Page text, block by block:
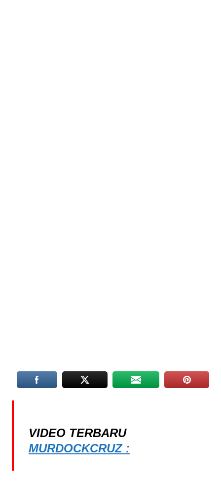
VIDEO TERBARU
MURDOCKCRUZ :